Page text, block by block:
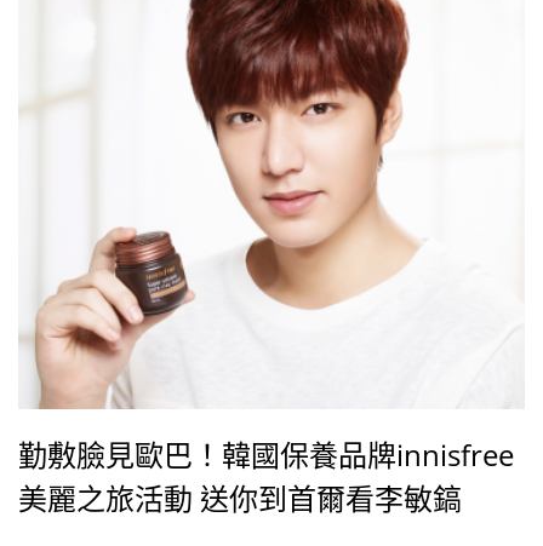
倍。善用香氛及晚安面膜 加成美容ළ
勤敷臉見歐巴！韓國保養品牌innisfree
美麗之旅活動 送你到首爾看李敏鎬